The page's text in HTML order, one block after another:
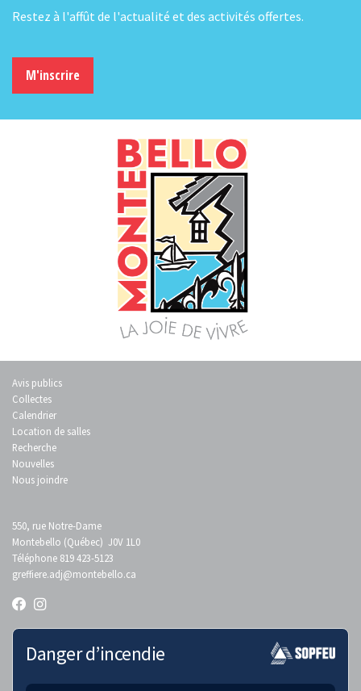
Restez à l'affût de l'actualité et des activités offertes.
M'inscrire
Avis publics
Collectes
Calendrier
Location de salles
Recherche
Nouvelles
Nous joindre
550, rue Notre-Dame
Montebello (Québec) J0V 1L0
Téléphone 819 423-5123
greffiere.adj@montebello.ca
Danger d’incendie